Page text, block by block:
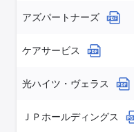
アズパートナーズ
ケアサービス
光ハイツ・ヴェラス
ＪＰホールディングス